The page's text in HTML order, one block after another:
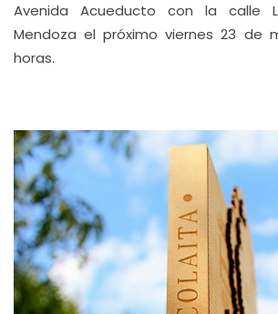
Avenida Acueducto con la calle
Mendoza el próximo viernes 23 de
horas.